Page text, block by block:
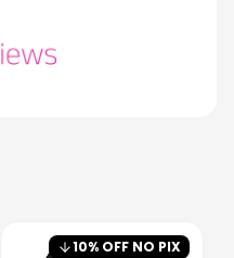
10% OFF NO PIX